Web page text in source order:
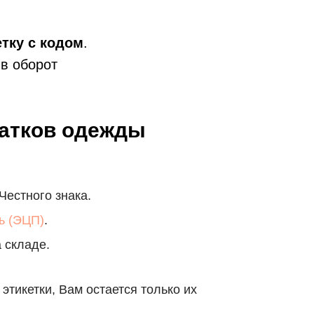
с кодом.
оборот
одежды
знака.
(ЭЦП).
складе.
Вам остается только их